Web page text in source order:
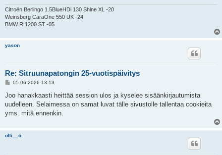
Citroën Berlingo 1.5BlueHDi 130 Shine XL -20
Weinsberg CaraOne 550 UK -24
BMW R 1200 ST -05
yason
Re: Sitruunapatongin 25-vuotispäivitys
V
e
t
i
05.06.2026 13:13
Joo hanakkaasti heittää session ulos ja kyselee sisäänkirjautumista
uudelleen. Selaimessa on samat luvat tälle sivustolle tallentaa cookieita
yms. mitä ennenkin.
olli__o